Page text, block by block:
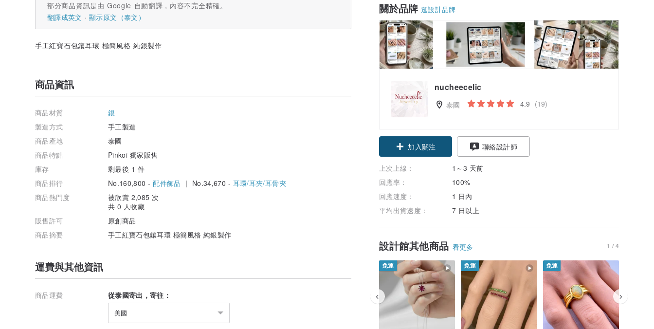
關於品牌 逛設計品牌
nucheecelic
泰國 4.9 (19)
加入關注 聯絡設計師
上次上線：
1～3 天前
回應率：
100%
回應速度：
1 日內
平均出貨速度：
7 日以上
設計館其他商品 看更多 1 / 4
免運 免運 免運
部分商品資訊是由 Google 自動翻譯，內容不完全精確。
翻譯成英文
顯示原文（泰文）
手工紅寶石包鑲耳環 極簡風格 純銀製作
商品資訊
商品材質
銀
製造方式
手工製造
商品產地
泰國
商品特點
Pinkoi 獨家販售
庫存
剩最後 1 件
商品排行
No.160,800 -配件飾品 | No.34,670 - 耳環/耳夾/耳骨夾
商品熱門度
被欣賞 2,085 次
共 0 人收藏
販售許可
原創商品
商品摘要
手工紅寶石包鑲耳環 極簡風格 純銀製作
運費與其他資訊
商品運費 從泰國寄出，寄往：
美國